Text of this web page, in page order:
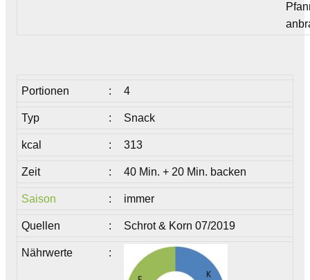
Portionen : 4
Typ : Snack
kcal : 313
Zeit : 40 Min. + 20 Min. backen
Saison : immer
Quellen : Schrot & Korn 07/2019
Nährwerte :